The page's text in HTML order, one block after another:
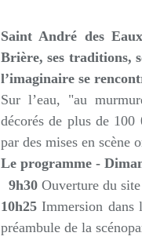
Saint André des
Brière, ses traditions,
l’imaginaire se
Sur l’eau, "au
décorés de plus de
par des mises en scène
Le programme -
9h30 Ouverture du site
10h25 Immersion dans
préambule de la